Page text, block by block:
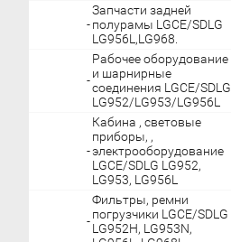
Запчасти задней
полурамы LGCE/SDLG
LG956L,LG968.
Рабочее оборудование
и шарнирные
соединения LGCE/SDLG
LG952/LG953/LG956L
Кабина , световые
приборы, ,
электрооборудование
LGCE/SDLG LG952,
LG953, LG956L
Фильтры, ремни
погрузчики LGCE/SDLG
LG952H, LG953N,